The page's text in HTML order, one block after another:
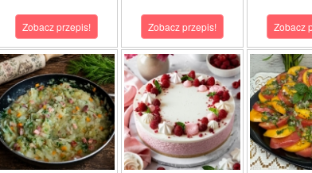
Zobacz przepis! Zobacz przepis! Zobacz